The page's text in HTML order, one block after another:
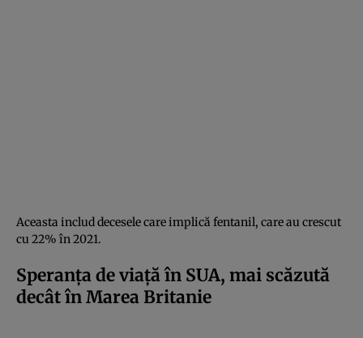
Aceasta includ decesele care implică fentanil, care au crescut
cu 22% în 2021.
Speranța de viață în SUA, mai scăzută
decât în Marea Britanie